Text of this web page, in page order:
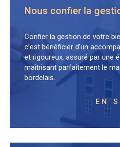
Nous confier la
Confier la gestion de votre
c’est bénéficier d’un
et rigoureux, assuré par une
maîtrisant parfaitement le
bordelais.
EN